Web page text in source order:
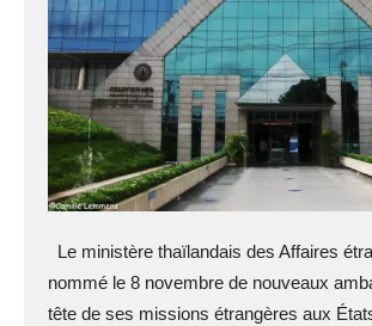
Le ministère thaïlandais des Affaires
nommé le 8 novembre de nouveaux
tête de ses missions étrangères aux